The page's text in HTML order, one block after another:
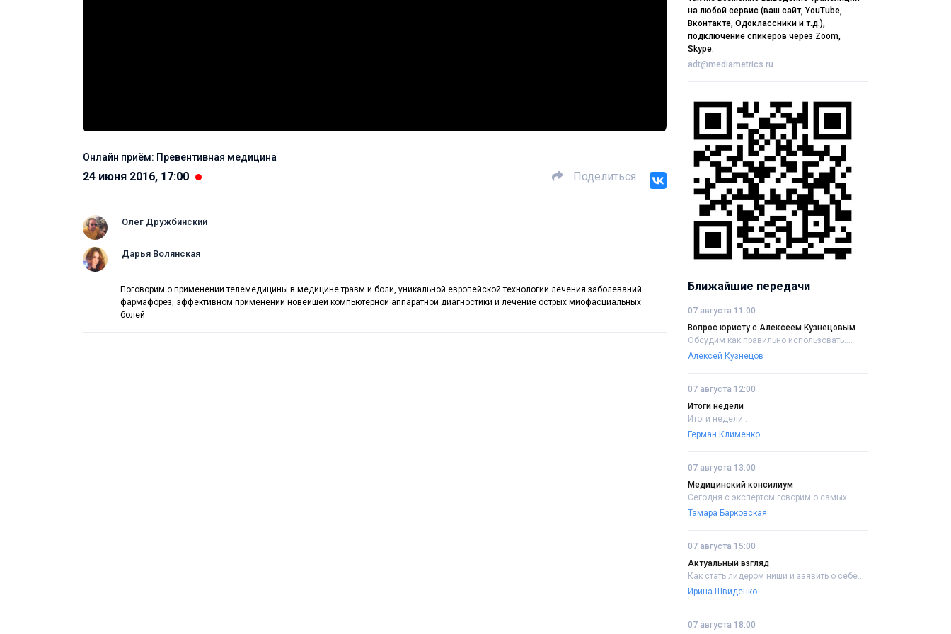
Онлайн приём: Превентивная медицина
24 июня 2016, 17:00 Поделиться
Олег Дружбинский
Дарья Волянская
Поговорим о применении телемедицины в медицине травм и боли, уникальной европейской технологии лечения заболеваний
фармафорез, эффективном применении новейшей компьютерной аппаратной диагностики и лечение острых миофасциальных
болей
на любой сервис (ваш сайт, YouTube,
Вконтакте, Одоклассники и т.д.),
подключение спикеров через Zoom,
Skype.
adt@mediametrics.ru
Ближайшие передачи
07 августа 11:00
Вопрос юристу с Алексеем Кузнецовым
Обсудим как правильно использовать....
Алексей Кузнецов
07 августа 12:00
Итоги недели
Итоги недели..
Герман Клименко
07 августа 13:00
Медицинский консилиум
Сегодня с экспертом говорим о самых....
Тамара Барковская
07 августа 15:00
Актуальный взгляд
Как стать лидером ниши и заявить о себе....
Ирина Швиденко
07 августа 18:00